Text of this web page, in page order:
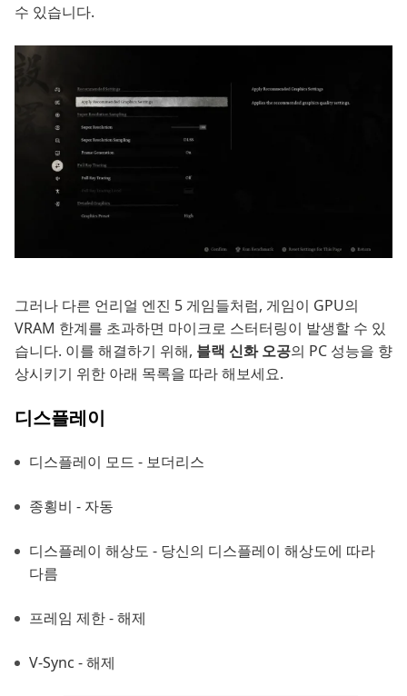
수 있습니다.
그러나 다른 언리얼 엔진 5 게임들처럼, 게임이 GPU의
VRAM 한계를 초과하면 마이크로 스터터링이 발생할 수 있
습니다. 이를 해결하기 위해, 블랙 신화 오공의 PC 성능을 향
상시키기 위한 아래 목록을 따라 해보세요.
디스플레이
디스플레이 모드 - 보더리스
종횡비 - 자동
디스플레이 해상도 - 당신의 디스플레이 해상도에 따라
다름
프레임 제한 - 해제
V-Sync - 해제